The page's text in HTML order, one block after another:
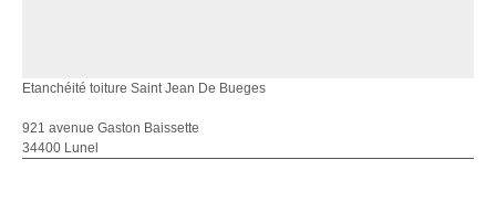
Etanchéité toiture Saint Jean De Bueges
921 avenue Gaston Baissette
34400 Lunel